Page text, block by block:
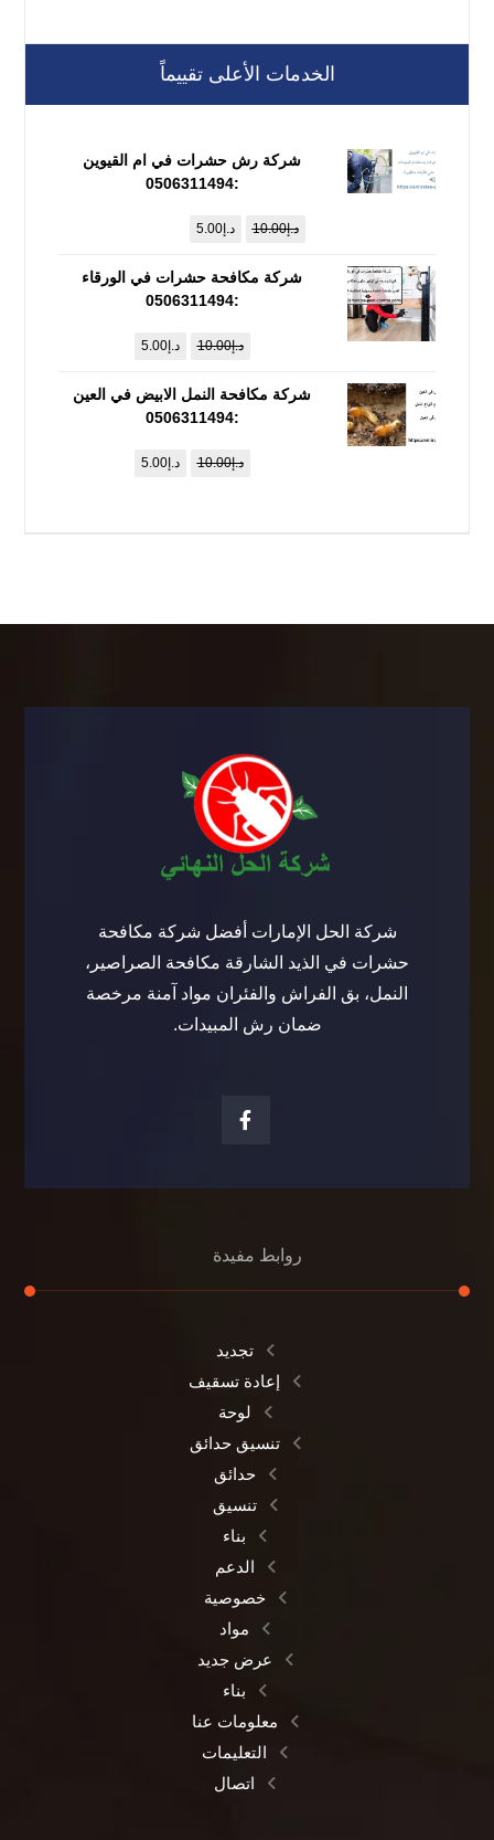
الخدمات الأعلى تقييماً
شركة رش حشرات في ام القيوين
:0506311494
د.إ10.00 د.إ5.00
شركة مكافحة حشرات في الورقاء
:0506311494
د.إ10.00 د.إ5.00
شركة مكافحة النمل الابيض في العين
:0506311494
د.إ10.00 د.إ5.00
شركة الحل الإمارات أفضل شركة مكافحة
حشرات في الذيد الشارقة مكافحة الصراصير،
النمل، بق الفراش والفئران مواد آمنة مرخصة
ضمان رش المبيدات.
روابط مفيدة
تجديد
إعادة تسقيف
لوحة
تنسيق حدائق
حدائق
تنسيق
بناء
الدعم
خصوصية
مواد
عرض جديد
بناء
معلومات عنا
التعليمات
اتصال